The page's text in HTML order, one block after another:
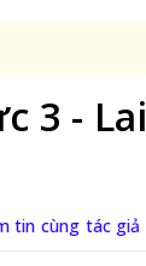
3 -
tin cùng tác giả